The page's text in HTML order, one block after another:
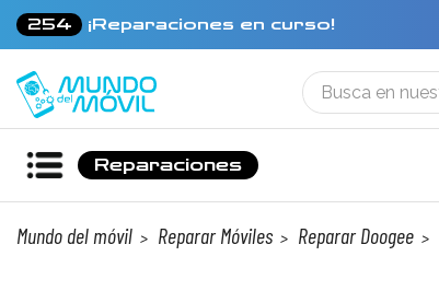
254 ¡Reparaciones en curso!
Reparaciones
Mundo del móvil Reparar Móviles Reparar Doogee